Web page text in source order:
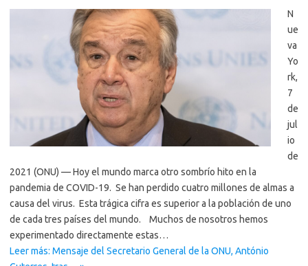
N
ue
va
Yo
rk,
7
de
jul
io
de
2021 (ONU) — Hoy el mundo marca otro sombrío hito en la
pandemia de COVID-19. Se han perdido cuatro millones de almas a
causa del virus. Esta trágica cifra es superior a la población de uno
de cada tres países del mundo. Muchos de nosotros hemos
experimentado directamente estas…
Leer más: Mensaje del Secretario General de la ONU, António